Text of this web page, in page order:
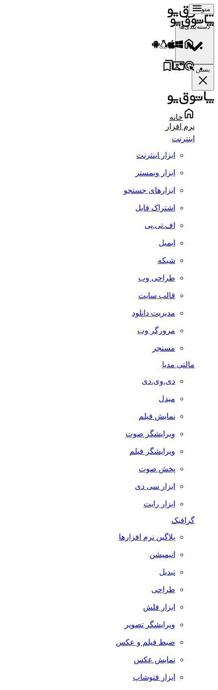
منو
دسته‌بندی‌ها
بستن
خانه
نرم افزار
اینترنت
ابزار اینترنت
ابزار وبمستر
ابزارهای جستجو
اشتراک فایل
اف.تی.پی
ایمیل
شبکه
طراحی وب
قالب سایت
مدیریت دانلود
مرورگر وب
مسنجر
مالتی مدیا
دی.وی.دی
مبدل
نمایش فیلم
ویرایشگر صوت
ویرایشگر فیلم
پخش صوت
ابزار سی دی
ابزار رایت
گرافیک
پلاگین نرم افزارها
انیمیشن
تبدیل
طراحی
ابزار فلش
ویرایشگر تصویر
ضبط فيلم و عكس
نمایش عکس
ابزار فتوشاپ